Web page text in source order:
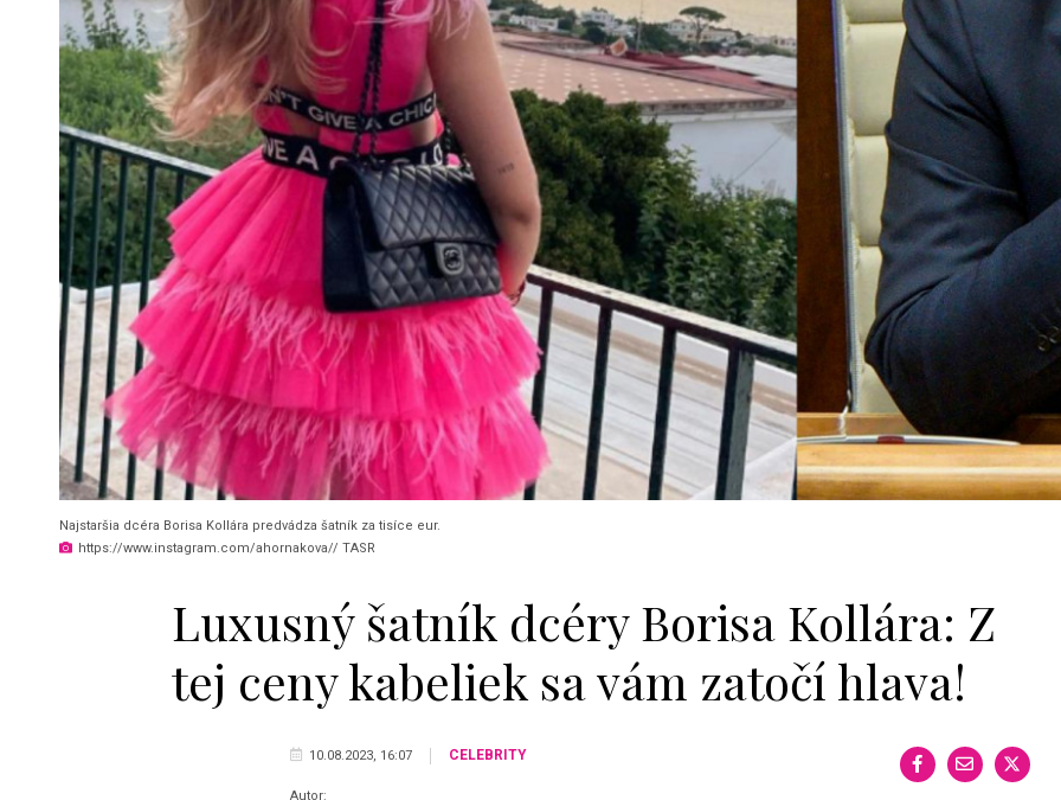
Najstaršia dcéra Borisa Kollára predvádza šatník za tisíce eur.
https://www.instagram.com/ahornakova// TASR
Luxusný šatník dcéry Borisa Kollára: Z
tej ceny kabeliek sa vám zatočí hlava!
10.08.2023, 16:07 CELEBRITY
Autor: